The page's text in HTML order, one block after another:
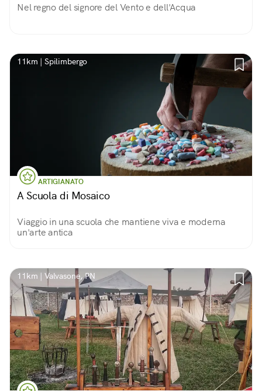
Nel regno del signore del Vento e dell'Acqua
11km | Spilimbergo
ARTIGIANATO
A Scuola di Mosaico
Viaggio in una scuola che mantiene viva e moderna
un'arte antica
11km | Valvasone, PN